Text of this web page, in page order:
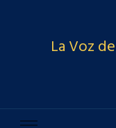
La Voz